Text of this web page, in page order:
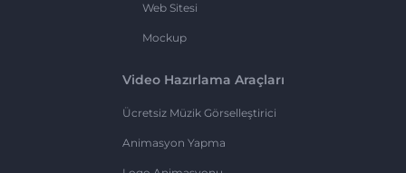
Web Sitesi
Mockup
Video Hazırlama Araçları
Ücretsiz Müzik Görselleştirici
Animasyon Yapma